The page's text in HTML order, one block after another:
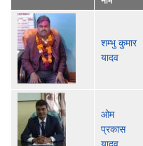
शम्भु कुमार
यादव
ओम
प्रकास